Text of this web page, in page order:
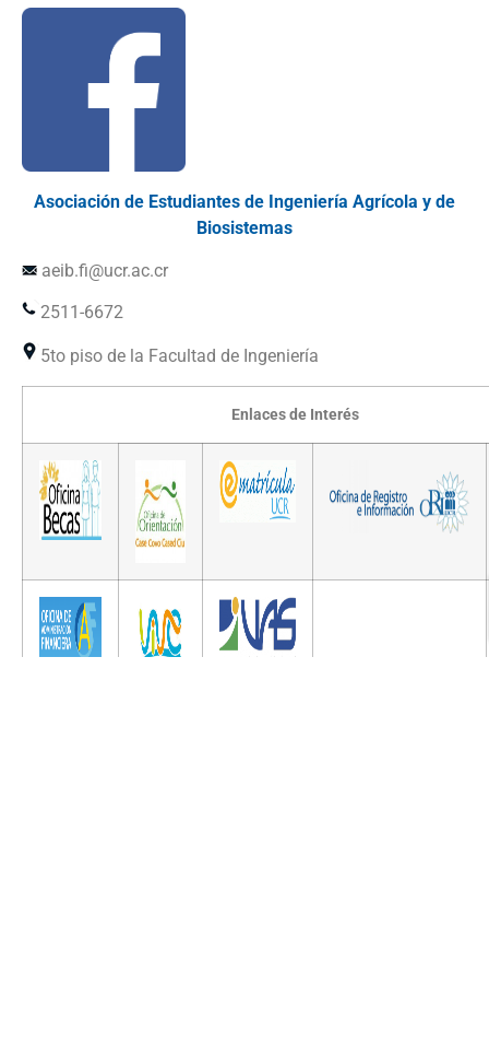
Asociación de Estudiantes de Ingeniería Agrícola y de
Biosistemas
aeib.fi@ucr.ac.cr
2511-6672
5to piso de la Facultad de Ingeniería
Enlaces de Interés